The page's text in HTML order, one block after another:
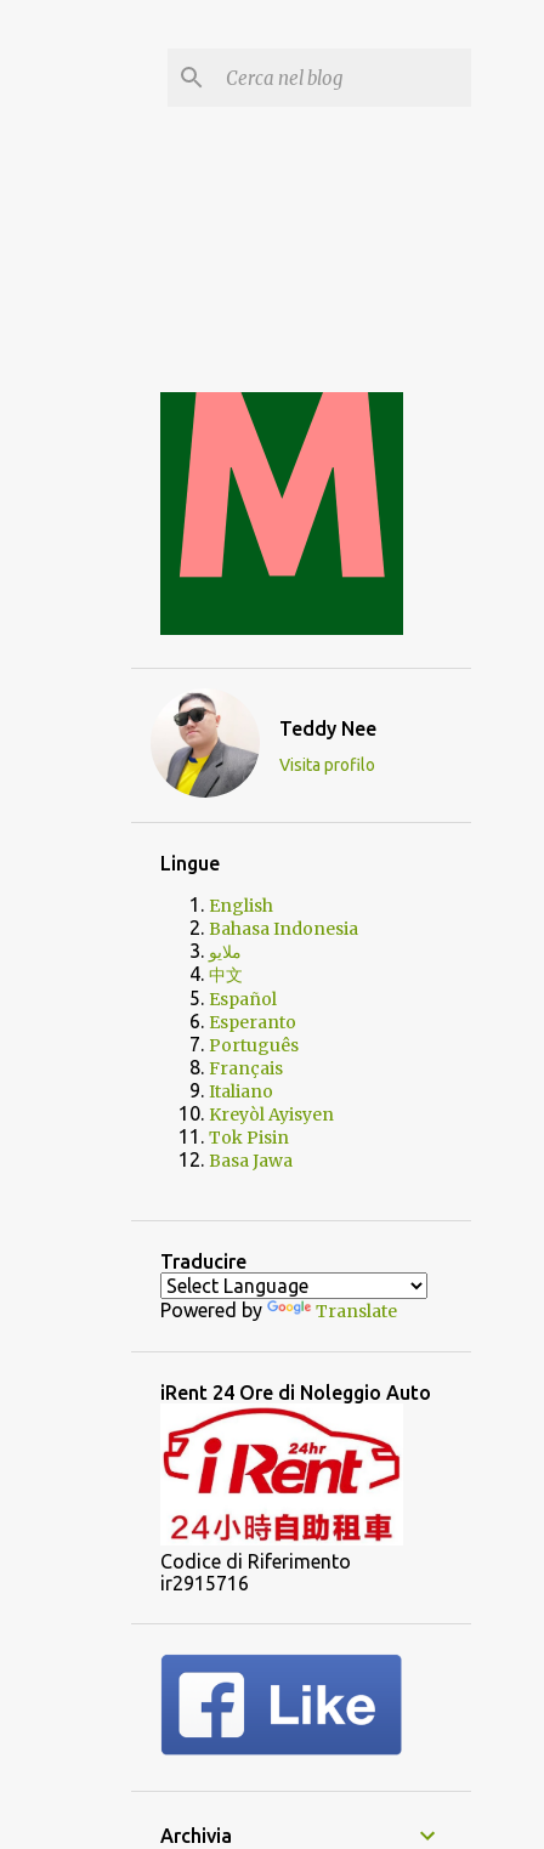
Teddy Nee
Visita profilo
Lingue
English
Bahasa Indonesia
ملايو
中文
Español
Esperanto
Português
Français
Italiano
Kreyòl Ayisyen
Tok Pisin
Basa Jawa
Traducire
Powered by Translate
iRent 24 Ore di Noleggio Auto
Codice di Riferimento
ir2915716
Archivia